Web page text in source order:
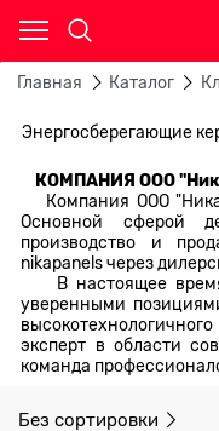
Главная Каталог
Энергосберегающие
КОМПАНИЯ ООО
Компания ООО
Основной сферой
производство и
nikapanels через
В настоящее время
уверенными
эксперт в области
команда
Без сортировки